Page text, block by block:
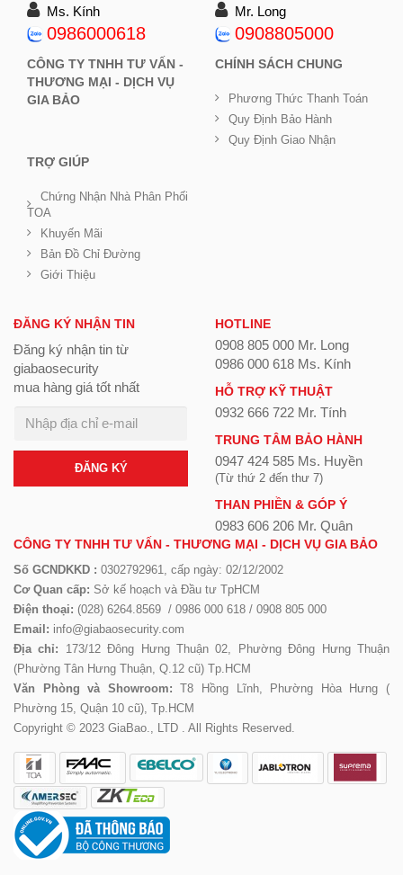
Ms. Kính
0986000618
Mr. Long
0908805000
CÔNG TY TNHH TƯ VẤN -
THƯƠNG MẠI - DỊCH VỤ
GIA BẢO
CHÍNH SÁCH CHUNG
Phương Thức Thanh Toán
Quy Định Bảo Hành
Quy Định Giao Nhận
TRỢ GIÚP
Chứng Nhận Nhà Phân Phối
TOA
Khuyến Mãi
Bản Đồ Chỉ Đường
Giới Thiệu
ĐĂNG KÝ NHẬN TIN
Đăng ký nhận tin từ
giabaosecurity
mua hàng giá tốt nhất
ĐĂNG KÝ
HOTLINE
0908 805 000 Mr. Long
0986 000 618 Ms. Kính
HỖ TRỢ KỸ THUẬT
0932 666 722 Mr. Tính
TRUNG TÂM BẢO HÀNH
0947 424 585 Ms. Huyền
(Từ thứ 2 đến thư 7)
THAN PHIỀN & GÓP Ý
0983 606 206 Mr. Quân
CÔNG TY TNHH TƯ VẤN - THƯƠNG MẠI - DỊCH VỤ GIA BẢO
Số GCNDKKD : 0302792961, cấp ngày: 02/12/2002
Cơ Quan cấp: Sở kế hoạch và Đầu tư TpHCM
Điện thoại: (028) 6264.8569 / 0986 000 618 / 0908 805 000
Email: info@giabaosecurity.com
Địa chỉ: 173/12 Đông Hưng Thuận 02, Phường Đông Hưng Thuận
(Phường Tân Hưng Thuận, Q.12 cũ) Tp.HCM
Văn Phòng và Showroom: T8 Hồng Lĩnh, Phường Hòa Hưng (
Phường 15, Quận 10 cũ), Tp.HCM
Copyright © 2023 GiaBao., LTD . All Rights Reserved.